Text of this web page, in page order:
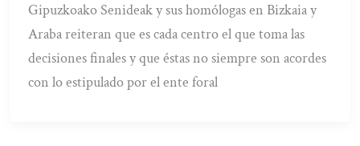
Gipuzkoako Senideak y sus homólogas en Bizkaia y
Araba reiteran que es cada centro el que toma las
decisiones finales y que éstas no siempre son acordes
con lo estipulado por el ente foral